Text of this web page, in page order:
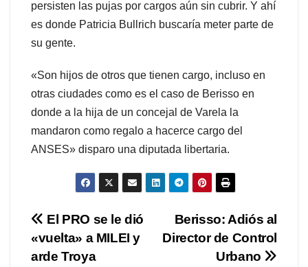
persisten las pujas por cargos aún sin cubrir. Y ahí
es donde Patricia Bullrich buscaría meter parte de
su gente.
«Son hijos de otros que tienen cargo, incluso en
otras ciudades como es el caso de Berisso en
donde a la hija de un concejal de Varela la
mandaron como regalo a hacerce cargo del
ANSES» disparo una diputada libertaria.
Navegación
de
Berisso: Adiós al
Director de Control
Urbano
El PRO se le dió
«vuelta» a MILEI y
arde Troya